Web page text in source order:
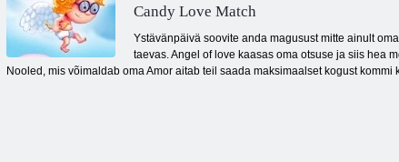
Candy Love Match
Ystävänpäivä soovite anda magusust mitte ainult
taevas. Angel of love kaasas oma otsuse ja siis hea
Nooled, mis võimaldab oma Amor aitab teil saada maksimaalset kogust kommi